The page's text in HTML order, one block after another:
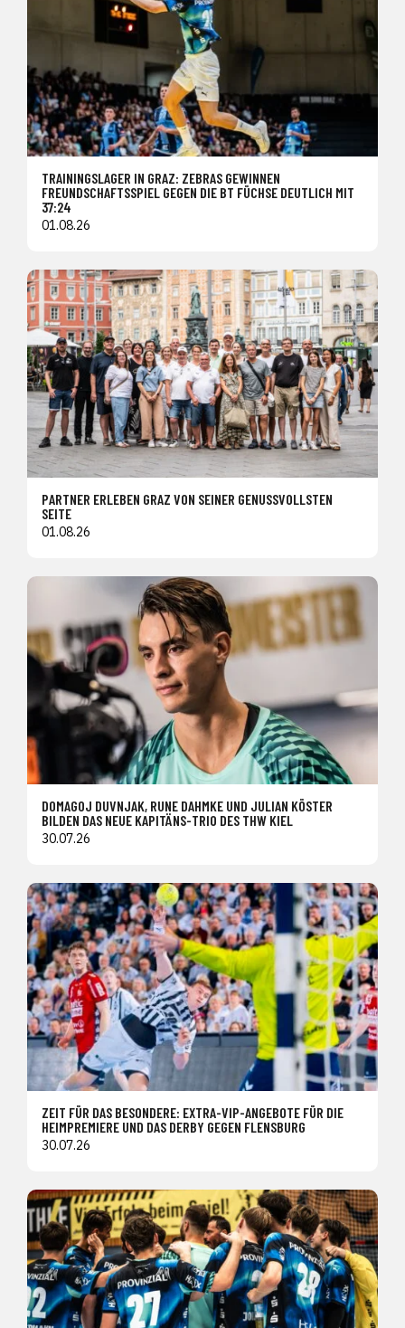
TRAININGSLAGER IN GRAZ: ZEBRAS GEWINNEN
FREUNDSCHAFTSSPIEL GEGEN DIE BT FÜCHSE DEUTLICH MIT
37:24
01.08.26
PARTNER ERLEBEN GRAZ VON SEINER GENUSSVOLLSTEN
SEITE
01.08.26
DOMAGOJ DUVNJAK, RUNE DAHMKE UND JULIAN KÖSTER
BILDEN DAS NEUE KAPITÄNS-TRIO DES THW KIEL
30.07.26
ZEIT FÜR DAS BESONDERE: EXTRA-VIP-ANGEBOTE FÜR DIE
HEIMPREMIERE UND DAS DERBY GEGEN FLENSBURG
30.07.26